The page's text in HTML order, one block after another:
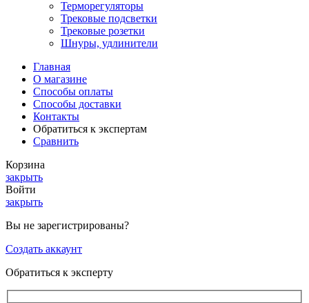
Терморегуляторы
Трековые подсветки
Трековые розетки
Шнуры, удлинители
Главная
О магазине
Способы оплаты
Способы доставки
Контакты
Обратиться к экспертам
Сравнить
Корзина
закрыть
Войти
закрыть
Вы не зарегистрированы?
Создать аккаунт
Обратиться к эксперту